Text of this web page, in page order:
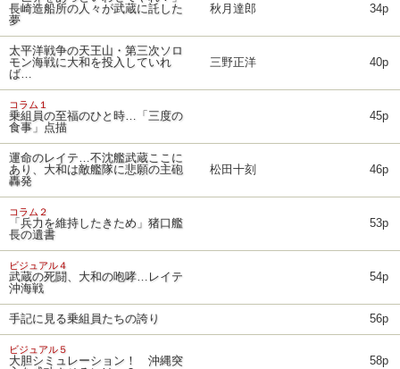
長崎造船所の人々が武蔵に託した
夢
秋月達郎 34p
太平洋戦争の天王山・第三次ソロ
モン海戦に大和を投入していれ
ば…
三野正洋 40p
コラム１
乗組員の至福のひと時…「三度の
食事」点描
45p
運命のレイテ…不沈艦武蔵ここに
あり、大和は敵艦隊に悲願の主砲
轟発
松田十刻 46p
コラム２
「兵力を維持したきため」猪口艦
長の遺書
53p
ビジュアル４
武蔵の死闘、大和の咆哮…レイテ
沖海戦
54p
手記に見る乗組員たちの誇り 56p
ビジュアル５
大胆シミュレーション！ 沖縄突
58p